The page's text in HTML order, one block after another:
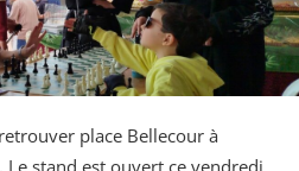
place Bellecour à
Le stand est ouvert ce vendredi